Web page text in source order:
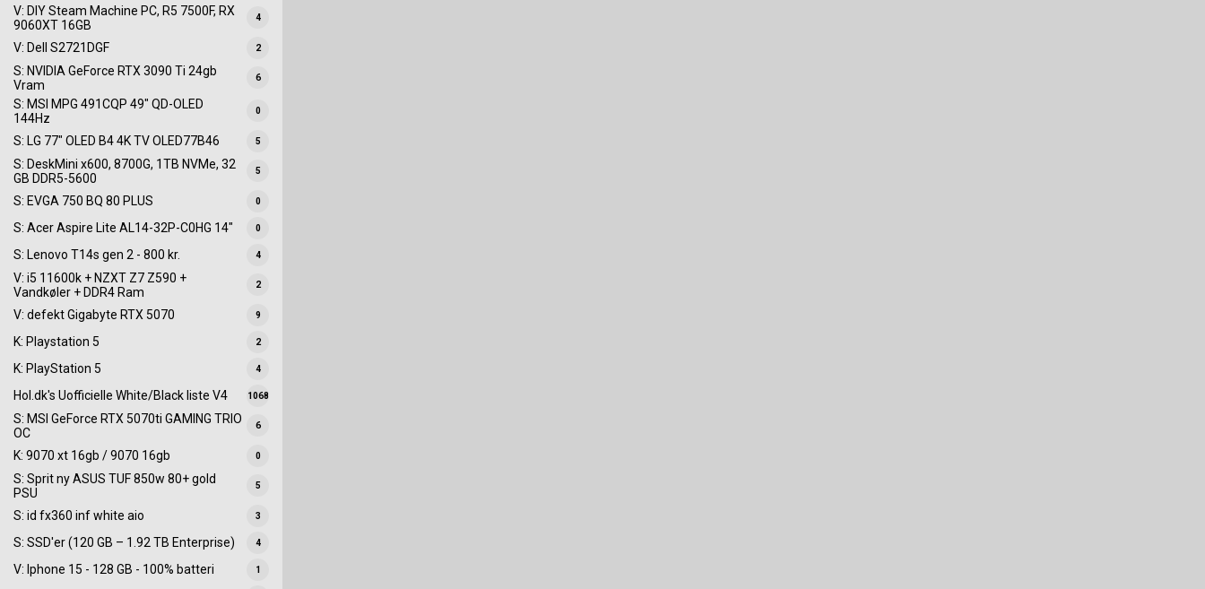
V: DIY Steam Machine PC, R5 7500F, RX
9060XT 16GB
4
V: Dell S2721DGF 2
S: NVIDIA GeForce RTX 3090 Ti 24gb
Vram
6
S: MSI MPG 491CQP 49" QD-OLED
144Hz
0
S: LG 77" OLED B4 4K TV OLED77B46 5
S: DeskMini x600, 8700G, 1TB NVMe, 32
GB DDR5-5600
5
S: EVGA 750 BQ 80 PLUS 0
S: Acer Aspire Lite AL14-32P-C0HG 14" 0
S: Lenovo T14s gen 2 - 800 kr. 4
V: i5 11600k + NZXT Z7 Z590 +
Vandkøler + DDR4 Ram
2
V: defekt Gigabyte RTX 5070 9
K: Playstation 5 2
K: PlayStation 5 4
Hol.dk's Uofficielle White/Black liste V4 1068
S: MSI GeForce RTX 5070ti GAMING TRIO
OC
6
K: 9070 xt 16gb / 9070 16gb 0
S: Sprit ny ASUS TUF 850w 80+ gold
PSU
5
S: id fx360 inf white aio 3
S: SSD'er (120 GB – 1.92 TB Enterprise) 4
V: Iphone 15 - 128 GB - 100% batteri 1